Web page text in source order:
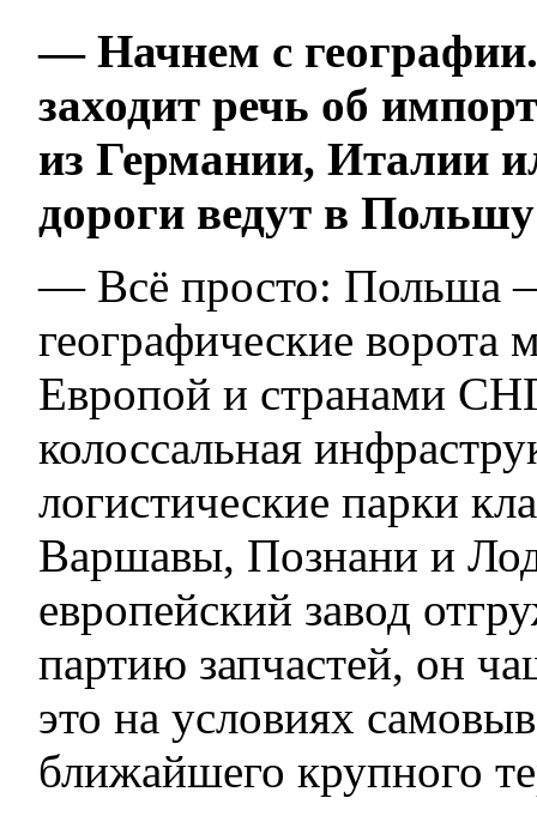
— Начнем с
заходит речь об
из Германии, Италии
дороги ведут в
— Всё просто: Польша
географические ворота
Европой и странами
колоссальная
логистические парки
Варшавы, Познани и
европейский завод
партию запчастей, он
это на условиях
ближайшего крупного